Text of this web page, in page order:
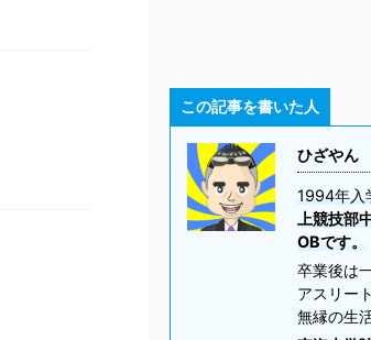
この記事を書いた人
ひざやん
1994年入
上競技部
OBです。
卒業後は
アスリー
無縁の生